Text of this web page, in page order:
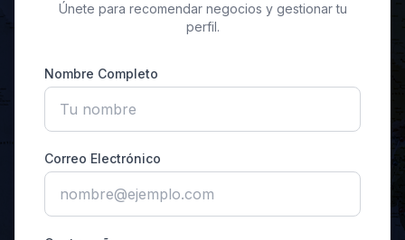
Únete para recomendar negocios y gestionar tu
perfil.
Nombre Completo
Correo Electrónico